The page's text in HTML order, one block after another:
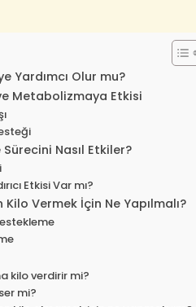
Yardımcı Olur mu?
Metabolizmaya Etkisi
Nasıl Etkiler?
Etkisi Var mı?
Vermek İçin Ne Yapılmalı?
kilo verdirir mi?
mi?